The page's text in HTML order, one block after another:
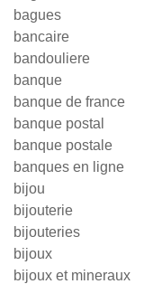
bagues
bancaire
bandouliere
banque
banque de france
banque postal
banque postale
banques en ligne
bijou
bijouterie
bijouteries
bijoux
bijoux et mineraux